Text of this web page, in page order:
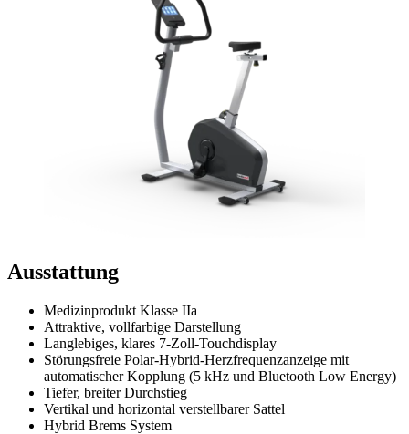
Ausstattung
Medizinprodukt Klasse IIa
Attraktive, vollfarbige Darstellung
Langlebiges, klares 7-Zoll-Touchdisplay
Störungsfreie Polar-Hybrid-Herzfrequenzanzeige mit
automatischer Kopplung (5 kHz und Bluetooth Low Energy)
Tiefer, breiter Durchstieg
Vertikal und horizontal verstellbarer Sattel
Hybrid Brems System